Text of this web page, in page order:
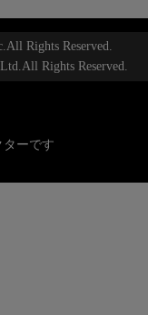
Rights Reserved.
Rights Reserved.
ターです